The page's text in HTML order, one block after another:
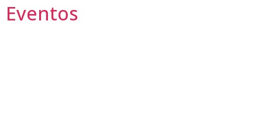
Eventos